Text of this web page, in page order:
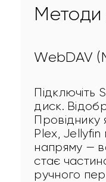
Методи
WebDAV
Підключіть
диск.
Провіднику
Plex, Jellyfin
напряму —
стає
ручного